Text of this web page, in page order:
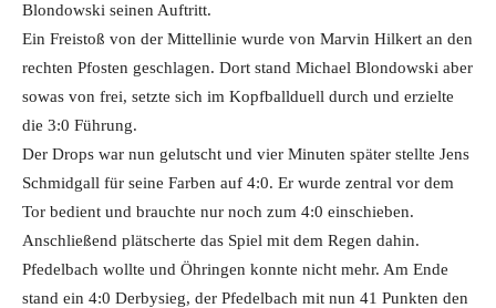
Blondowski seinen Auftritt.
Ein Freistoß von der Mittellinie wurde von Marvin Hilkert an den
rechten Pfosten geschlagen. Dort stand Michael Blondowski aber
sowas von frei, setzte sich im Kopfballduell durch und erzielte
die 3:0 Führung.
Der Drops war nun gelutscht und vier Minuten später stellte Jens
Schmidgall für seine Farben auf 4:0. Er wurde zentral vor dem
Tor bedient und brauchte nur noch zum 4:0 einschieben.
Anschließend plätscherte das Spiel mit dem Regen dahin.
Pfedelbach wollte und Öhringen konnte nicht mehr. Am Ende
stand ein 4:0 Derbysieg, der Pfedelbach mit nun 41 Punkten den